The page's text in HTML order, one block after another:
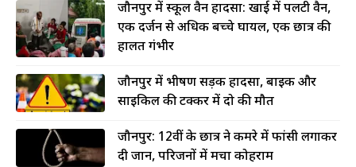
जौनपुर में स्कूल वैन हादसा: खाई में पलटी वैन,
एक दर्जन से अधिक बच्चे घायल, एक छात्र की
हालत गंभीर
जौनपुर में भीषण सड़क हादसा, बाइक और
साइकिल की टक्कर में दो की मौत
जौनपुर: 12वीं के छात्र ने कमरे में फांसी लगाकर
दी जान, परिजनों में मचा कोहराम